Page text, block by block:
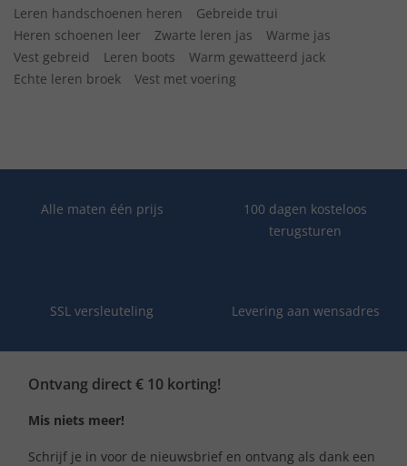
Leren handschoenen heren
Gebreide trui
Heren schoenen leer
Zwarte leren jas
Warme jas
Vest gebreid
Leren boots
Warm gewatteerd jack
Echte leren broek
Vest met voering
Alle maten één prijs
100 dagen kosteloos
terugsturen
SSL versleuteling Levering aan wensadres
Ontvang direct € 10 korting!
Mis niets meer!
Schrijf je in voor de nieuwsbrief en ontvang als dank een